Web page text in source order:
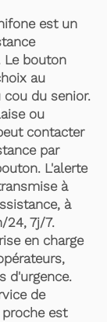
est un
Le bouton
au
du senior.
ou
contacter
par
L'alerte
à
à
24, 7j/7.
en charge
d'urgence.
de
est